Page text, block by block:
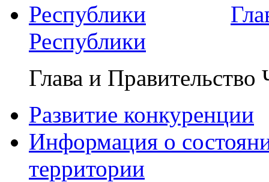
Республики
Глава и
Развитие конкуренции
Информация о
территории